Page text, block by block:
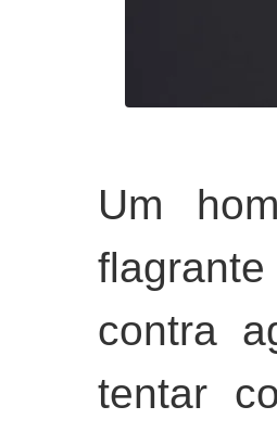
Um
contra
tentar